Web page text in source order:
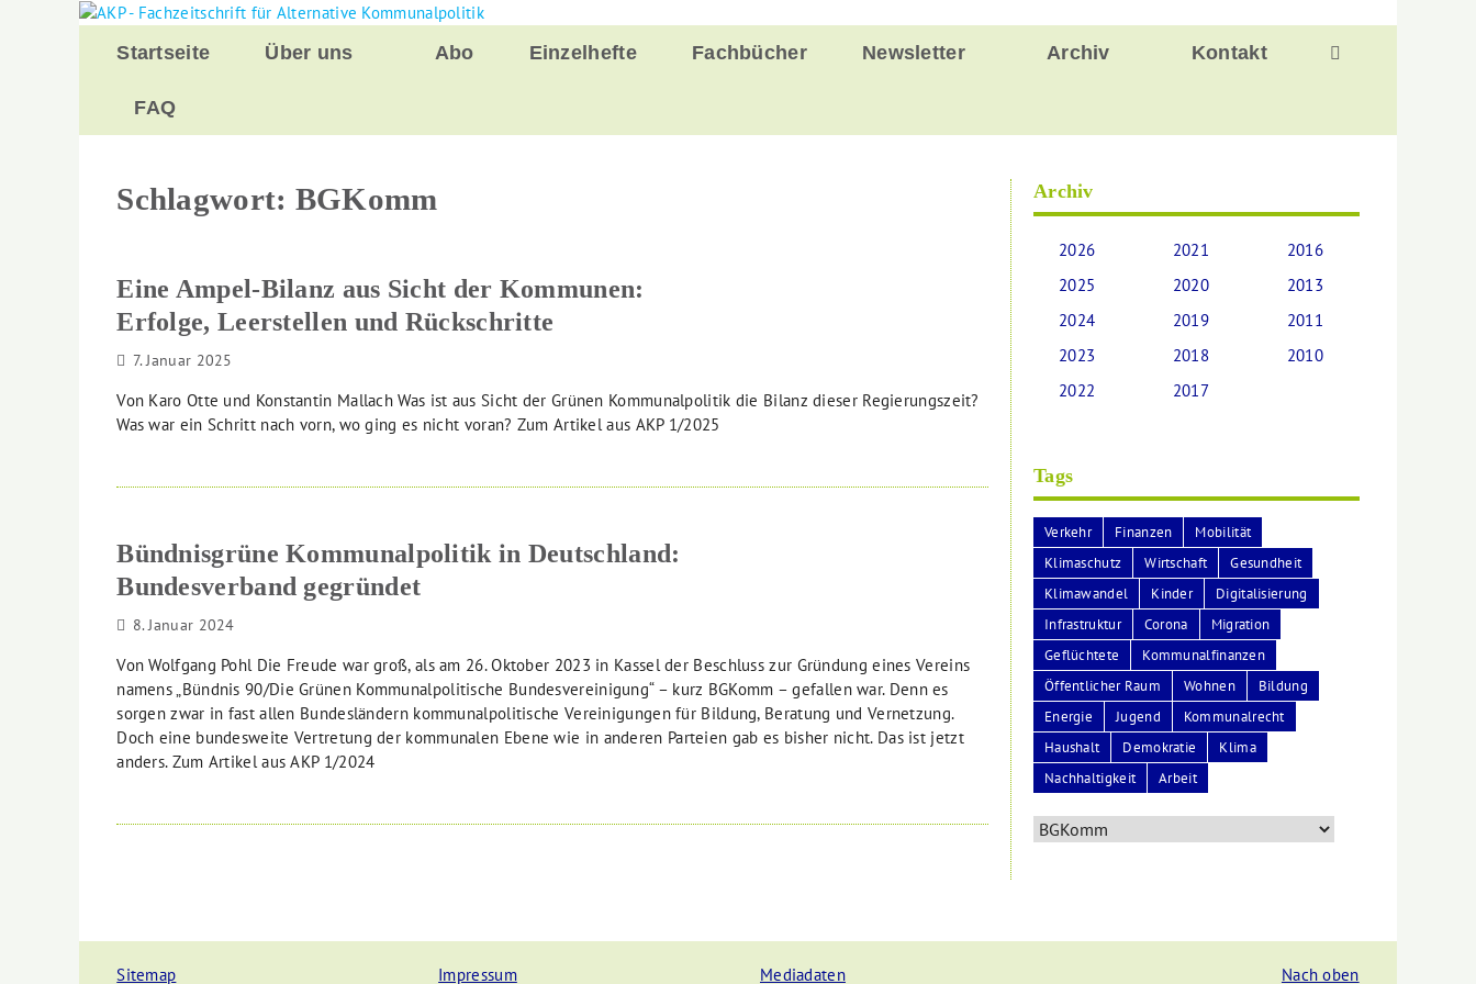
Zurück
InhaltStartseite Über uns Abo Einzelhefte Fachbücher Newsletter Archiv Kontakt
FAQ
Schlagwort: BGKomm
Eine Ampel-Bilanz aus Sicht der Kommunen:
Erfolge, Leerstellen und Rückschritte
7. Januar 2025
Von Karo Otte und Konstantin Mallach Was ist aus Sicht der Grünen Kommunalpolitik die Bilanz dieser Regierungszeit?
Was war ein Schritt nach vorn, wo ging es nicht voran? Zum Artikel aus AKP 1/2025
Bündnisgrüne Kommunalpolitik in Deutschland:
Bundesverband gegründet
8. Januar 2024
Von Wolfgang Pohl Die Freude war groß, als am 26. Oktober 2023 in Kassel der Beschluss zur Gründung eines Vereins
namens „Bündnis 90/Die Grünen Kommunalpolitische Bundesvereinigung“ – kurz BGKomm – gefallen war. Denn es
sorgen zwar in fast allen Bundesländern kommunalpolitische Vereinigungen für Bildung, Beratung und Vernetzung.
Doch eine bundesweite Vertretung der kommunalen Ebene wie in anderen Parteien gab es bisher nicht. Das ist jetzt
anders. Zum Artikel aus AKP 1/2024
Archiv
2026
2025
2024
2023
2022
2021
2020
2019
2018
2017
2016
2013
2011
2010
Tags
Verkehr Finanzen
Mobilität
Klimaschutz
Wirtschaft
Gesundheit
Klimawandel
Kinder
Digitalisierung
Infrastruktur
Corona
Migration
Geflüchtete
Kommunalfinanzen
Öffentlicher Raum
Wohnen
Bildung
Energie
Jugend
Kommunalrecht
Haushalt
Demokratie
Klima
Nachhaltigkeit
Arbeit
Sitemap Impressum Mediadaten Nach oben